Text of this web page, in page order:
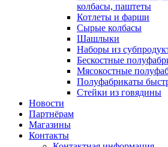
колбасы, паштеты
Котлеты и фарши
Сырые колбасы
Шашлыки
Наборы из
Бескостные
Мясокостные
Полуфабрикаты
Стейки из говядины
Новости
Партнёрам
Магазины
Контакты